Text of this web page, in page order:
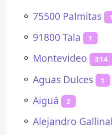
⚬ 75500 Palmitas 1
⚬ 91800 Tala 1
⚬ Montevideo 314
⚬ Aguas Dulces 1
⚬ Aiguá 2
⚬ Alejandro Gallinal